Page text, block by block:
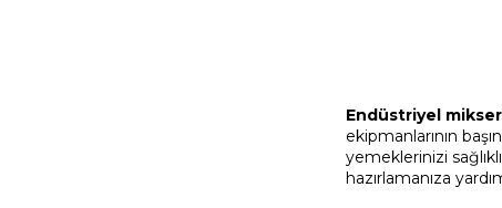
Endüstriyel
ekipmanlarının
yemeklerinizi
hazırlamanıza